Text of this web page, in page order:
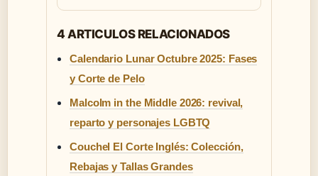
4 ARTICULOS RELACIONADOS
Calendario Lunar Octubre 2025: Fases
y Corte de Pelo
Malcolm in the Middle 2026: revival,
reparto y personajes LGBTQ
Couchel El Corte Inglés: Colección,
Rebajas y Tallas Grandes